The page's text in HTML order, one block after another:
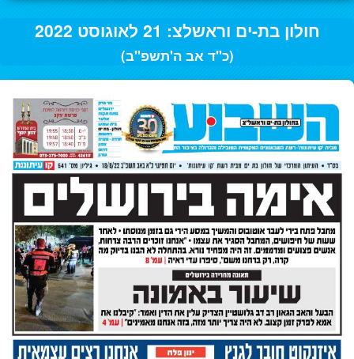
חולון בת-ים וראשלצ: 21 לאוגוסט 2022
(כ"ד אב ה'תשפ"ב)